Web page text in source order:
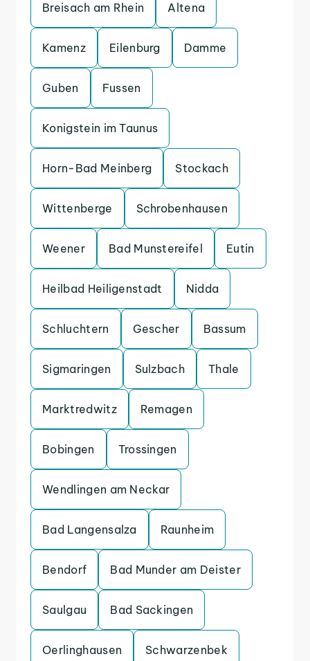
Breisach am Rhein Altena
Kamenz Eilenburg Damme
Guben Fussen
Konigstein im Taunus
Horn-Bad Meinberg Stockach
Wittenberge Schrobenhausen
Weener Bad Munstereifel Eutin
Heilbad Heiligenstadt Nidda
Schluchtern Gescher Bassum
Sigmaringen Sulzbach Thale
Marktredwitz Remagen
Bobingen Trossingen
Wendlingen am Neckar
Bad Langensalza Raunheim
Bendorf Bad Munder am Deister
Saulgau Bad Sackingen
Oerlinghausen Schwarzenbek